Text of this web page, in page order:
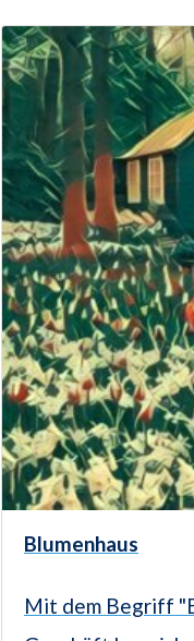
Blumenhaus
Mit dem Begriff